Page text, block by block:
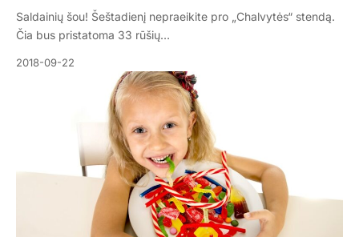
Saldainių šou! Šeštadienį nepraeikite pro „Chalvytės“ stendą.
Čia bus pristatoma 33 rūšių…
2018-09-22